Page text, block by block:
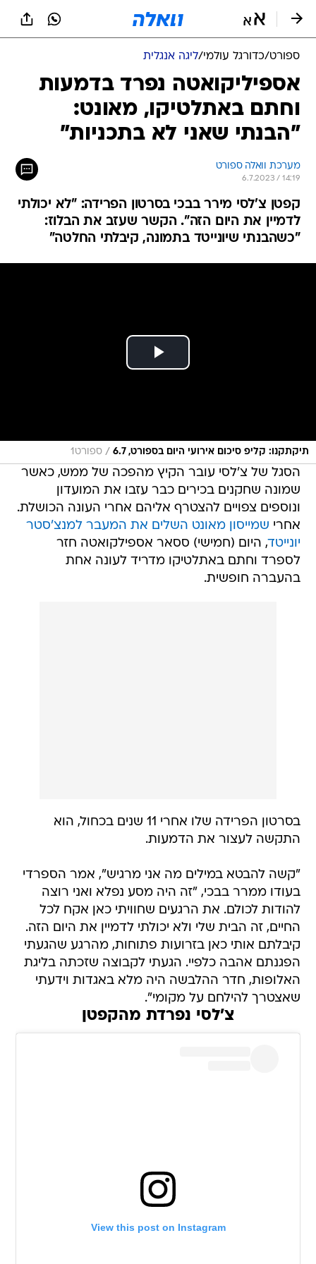
ספורט/כדורגל עולמי/ליגה אנגלית
אספיליקואטה נפרד בדמעות
וחתם באתלטיקו, מאונט:
"הבנתי שאני לא בתכניות"
מערכת וואלה ספורט
6.7.2023 / 14:19
קפטן צ'לסי מירר בבכי בסרטון הפרידה: "לא יכולתי
לדמיין את היום הזה". הקשר שעזב את הבלוז:
"כשהבנתי שיונייטד בתמונה, קיבלתי החלטה"
תיקתקנו: קליפ סיכום אירועי היום בספורט, 6.7 / ספורט1
הסגל של צ'לסי עובר הקיץ מהפכה של ממש, כאשר
שמונה שחקנים בכירים כבר עזבו את המועדון
ונוספים צפויים להצטרף אליהם אחרי העונה הכושלת.
אחרי שמייסון מאונט השלים את המעבר למנצ'סטר
יונייטד, היום (חמישי) ססאר אספילקואטה חזר
לספרד וחתם באתלטיקו מדריד לעונה אחת
בהעברה חופשית.
בסרטון הפרידה שלו אחרי 11 שנים בכחול, הוא
התקשה לעצור את הדמעות.
"קשה להבטא במילים מה אני מרגיש", אמר הספרדי
בעודו ממרר בבכי, "זה היה מסע נפלא ואני רוצה
להודות לכולם. את הרגעים שחוויתי כאן אקח לכל
החיים, זה הבית שלי ולא יכולתי לדמיין את היום הזה.
קיבלתם אותי כאן בזרועות פתוחות, מהרגע שהגעתי
הפגנתם אהבה כלפיי. הגעתי לקבוצה שזכתה בליגת
האלופות, חדר ההלבשה היה מלא באגדות וידעתי
שאצטרך להילחם על מקומי".
צ'לסי נפרדת מהקפטן
View this post on Instagram